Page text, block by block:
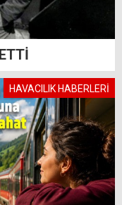
HAVACILIK HABERLERİ